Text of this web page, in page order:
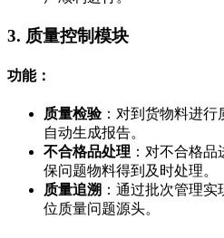
3. 质量控制模块
功能：
质量检验：对到货物料进行
自动生成报告。
不合格品处理 ：对不合格
保问题物料得到及时处理。
质量追溯 ：通过批次管理
位质量问题源头。